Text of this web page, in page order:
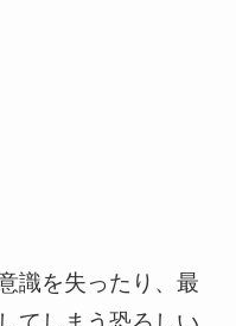
識を失ったり、最